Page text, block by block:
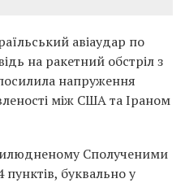
авіаудар по
на ракетний обстріл з
напруження
між США та Іраном
Сполученими
буквально у